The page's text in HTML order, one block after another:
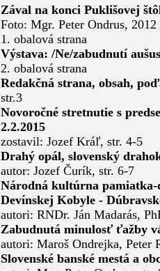
Zával na konci Puklišovej
Foto: Mgr. Peter Ondrus, 2012
1. obalová strana
Výstava: /Ne/zabudnutí
2. obalová strana
Redakčná strana, obsah,
str.3
Novoročné stretnutie s
2.2.2015
zostavil: Jozef Kráľ, str. 4-5
Drahý opál, slovenský
autor: Jozef Čurík, str. 6-7
Národná kultúrna pamiatka-
Devínskej Kobyle -
autori: RNDr. Ján Madarás,
Zabudnutá minulosť ťažby
autori: Maroš Ondrejka, Peter
Slovenské banské mestá a